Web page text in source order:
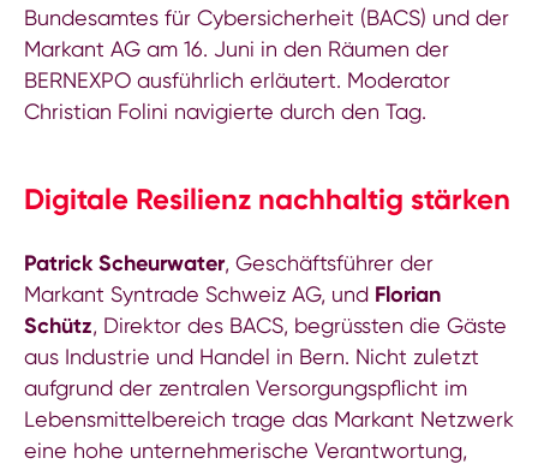
Bundesamtes für Cybersicherheit (BACS) und der
Markant AG am 16. Juni in den Räumen der
BERNEXPO ausführlich erläutert. Moderator
Christian Folini navigierte durch den Tag.
Digitale Resilienz nachhaltig stärken
Patrick Scheurwater, Geschäftsführer der
Markant Syntrade Schweiz AG, und Florian
Schütz, Direktor des BACS, begrüssten die Gäste
aus Industrie und Handel in Bern. Nicht zuletzt
aufgrund der zentralen Versorgungspflicht im
Lebensmittelbereich trage das Markant Netzwerk
eine hohe unternehmerische Verantwortung,